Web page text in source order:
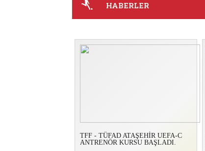
HABERLER
TFF - TÜFAD ATAŞEHİR UEFA-C
ANTRENÖR KURSU BAŞLADI.